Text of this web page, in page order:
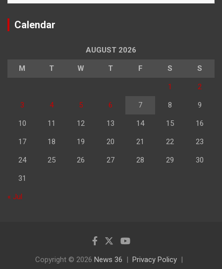
Calendar
AUGUST 2026
M T W T F S S
1 2
3 4 5 6 7 8 9
10 11 12 13 14 15 16
17 18 19 20 21 22 23
24 25 26 27 28 29 30
31
« Jul
Copyright © 2026 News 36
Privacy Policy